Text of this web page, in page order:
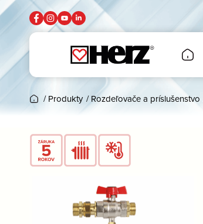
/ Produkty / Rozdeľovače a príslušenstvo